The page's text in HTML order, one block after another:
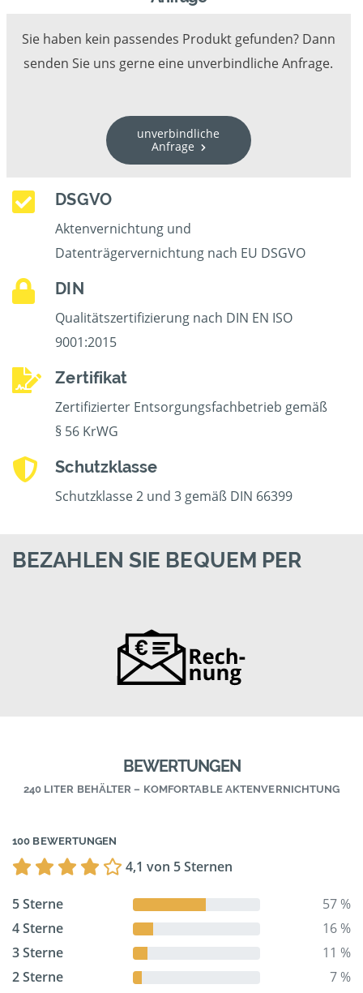
Sie haben kein passendes Produkt gefunden? Dann
senden Sie uns gerne eine unverbindliche Anfrage.
unverbindliche
Anfrage
DSGVO
Aktenvernichtung und
Datenträgervernichtung nach EU DSGVO
DIN
Qualitätszertifizierung nach DIN EN ISO
9001:2015
Zertifikat
Zertifizierter Entsorgungsfachbetrieb gemäß
§ 56 KrWG
Schutzklasse
Schutzklasse 2 und 3 gemäß DIN 66399
BEZAHLEN SIE BEQUEM PER
BEWERTUNGEN
240 LITER BEHÄLTER – KOMFORTABLE AKTENVERNICHTUNG
100 BEWERTUNGEN
4,1 von 5 Sternen
5 Sterne
57 %
4 Sterne
16 %
3 Sterne
11 %
2 Sterne
7 %